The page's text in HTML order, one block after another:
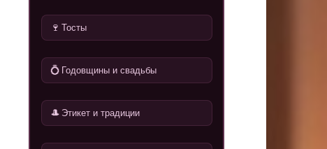
🍷 Тосты
💍 Годовщины и свадьбы
🎩 Этикет и традиции